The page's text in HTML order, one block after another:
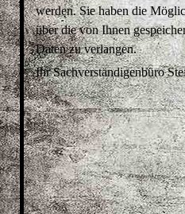
werden. Sie haben die
über die von Ihnen
Daten zu verlangen.
Ihr Sachverständigenbüro